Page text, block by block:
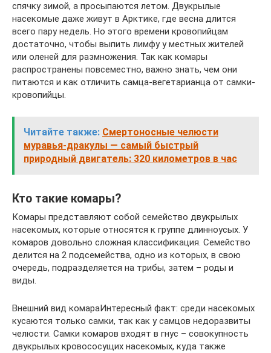
спячку зимой, а просыпаются летом. Двукрылые
насекомые даже живут в Арктике, где весна длится
всего пару недель. Но этого времени кровопийцам
достаточно, чтобы выпить лимфу у местных жителей
или оленей для размножения. Так как комары
распространены повсеместно, важно знать, чем они
питаются и как отличить самца-вегетарианца от самки-
кровопийцы.
Читайте также: Смертоносные челюсти
муравья-дракулы — самый быстрый
природный двигатель: 320 километров в час
Кто такие комары?
Комары представляют собой семейство двукрылых
насекомых, которые относятся к группе длинноусых. У
комаров довольно сложная классификация. Семейство
делится на 2 подсемейства, одно из которых, в свою
очередь, подразделяется на трибы, затем – роды и
виды.
Внешний вид комараИнтересный факт: среди насекомых
кусаются только самки, так как у самцов недоразвиты
челюсти. Самки комаров входят в гнус – совокупность
двукрылых кровососущих насекомых, куда также